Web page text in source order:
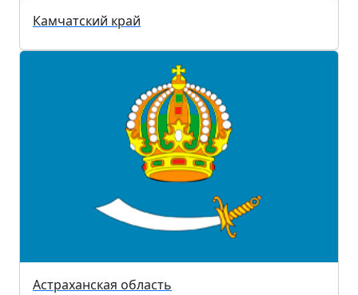
Камчатский край
Астраханская область